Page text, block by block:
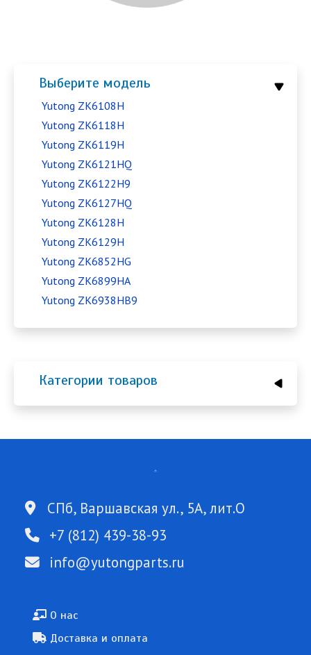
Выберите модель
Yutong ZK6108H
Yutong ZK6118H
Yutong ZK6119H
Yutong ZK6121HQ
Yutong ZK6122H9
Yutong ZK6127HQ
Yutong ZK6128H
Yutong ZK6129H
Yutong ZK6852HG
Yutong ZK6899HA
Yutong ZK6938HB9
Категории товаров
СПб, Варшавская ул., 5А, лит.О
+7 (812) 439-38-93
info@yutongparts.ru
Подвал
О нас
Доставка и оплата